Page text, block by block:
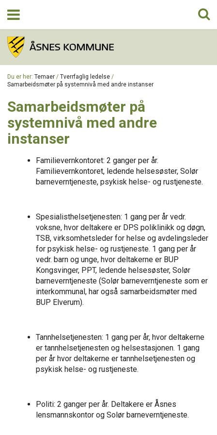
KONTAKT
Du er her: Temaer / Tverrfaglig ledelse /
Samarbeidsmøter på systemnivå med andre instanser
Samarbeidsmøter på
systemnivå med andre
instanser
Familievernkontoret: 2 ganger per år.
Familievernkontoret, ledende helsesøster, Solør
barneverntjeneste, psykisk helse- og rustjeneste.
Spesialisthelsetjenesten: 1 gang per år vedr.
voksne, hvor deltakere er DPS poliklinikk og døgn,
TSB, virksomhetsleder for helse og avdelingsleder
for psykisk helse- og rustjeneste. 1 gang per år
vedr. barn og unge, hvor deltakerne er BUP
Kongsvinger, PPT, ledende helsesøster, Solør
barneverntjeneste (Solør barneverntjeneste som er
interkommunal, har også samarbeidsmøter med
BUP Elverum).
Tannhelsetjenesten: 1 gang per år, hvor deltakerne
er tannhelsetjenesten og helsestasjonen. 1 gang
per år hvor deltakerne er tannhelsetjenesten og
psykisk helse- og rustjeneste.
Politi: 2 ganger per år. Deltakere er Åsnes
lensmannskontor og Solør barneverntjeneste.